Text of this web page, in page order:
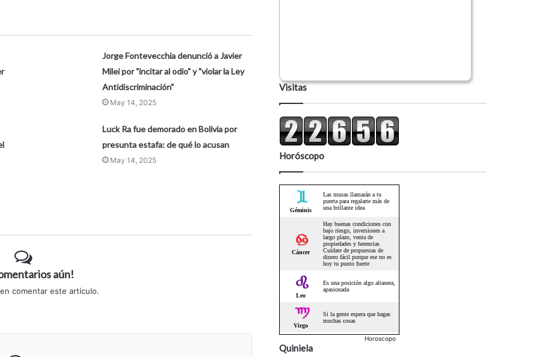
Jorge Fontevecchia denunció a Javier
Milei por "incitar al odio" y "violar la Ley
Antidiscriminación"
May 14, 2025
Luck Ra fue demorado en Bolivia por
presunta estafa: de qué lo acusan
May 14, 2025
aún!
comentar este artículo.
Visitas
Horóscopo
Horoscopo
Quiniela